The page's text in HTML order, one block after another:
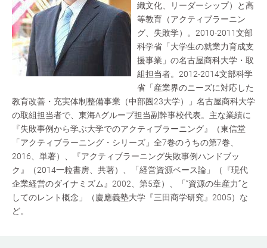
織文化、リーダーシップ）と高
等教育（アクティブラーニン
グ、失敗学）。2010-2011文部
科学省「大学生の就業力育成支
援事業」の名古屋商科大学・取
組担当者。2012-2014文部科学
省「産業界のニーズに対応した
教育改善・充実体制整備事業（中部圏23大学）」名古屋商科大学
の取組担当者で、東海Aグループ担当副幹事校代表。主な業績に
『失敗事例から学ぶ大学でのアクティブラーニング』（東信堂
「アクティブラーニング・シリーズ」全7巻のうちの第7巻、
2016、単著）、『アクティブラーニング失敗事例ハンドブッ
ク』（2014一粒書房、共著）、「経営資源ベース論」（『現代
企業経営のダイナミズム』2002、第5章）、「“資源の生産力”と
してのレント概念」（慶應義塾大学『三田商学研究』2005）な
ど。